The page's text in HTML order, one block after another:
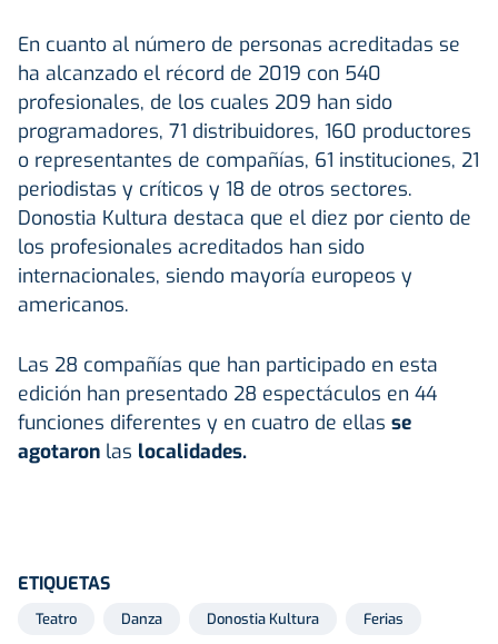
En cuanto al número de personas acreditadas se
ha alcanzado el récord de 2019 con 540
profesionales, de los cuales 209 han sido
programadores, 71 distribuidores, 160 productores
o representantes de compañías, 61 instituciones, 21
periodistas y críticos y 18 de otros sectores.
Donostia Kultura destaca que el diez por ciento de
los profesionales acreditados han sido
internacionales, siendo mayoría europeos y
americanos.
Las 28 compañías que han participado en esta
edición han presentado 28 espectáculos en 44
funciones diferentes y en cuatro de ellas se
agotaron las localidades.
ETIQUETAS
Teatro Danza Donostia Kultura Ferias